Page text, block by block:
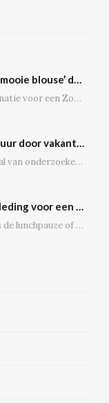
Waarom ‘jeans en een mooie blouse’ dé outfit is
Het is de perfecte combinatie voor een Zoomgesprek, lunchdate of een dagje shoppen. Bij een…
Trek erop uit in de natuur door vakantie te vieren op een camping
Vandaag de dag hebben tal van onderzoeken aangetoond dat vakantie vieren op een camping tal…
De mooiste hardloopkleding voor een gezonde geest en voor de echte outdoor hardloper
Ben je na werktijd, tijdens de lunchpauze of in het weekend regelmatig op de weg,…